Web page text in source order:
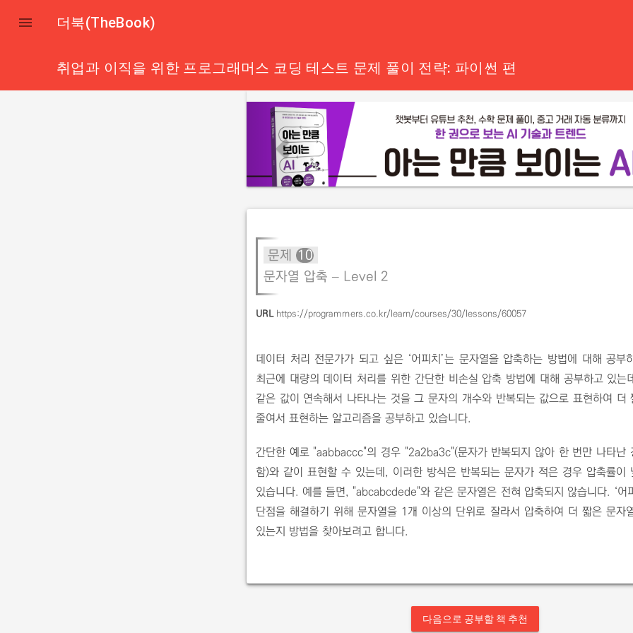
 더북(TheBook)
취업과 이직을 위한 프로그래머스 코딩 테스트 문제 풀이 전략: 파이썬 편
p
r
e
v
i
o
s
문제 10
문자열 압축 – Level 2
URL https://programmers.co.kr/learn/courses/30/lessons/60057
데이터 처리 전문가가 되고 싶은 ‘어피치’는 문자열을 압축하는 방법에 대해 공부
최근에 대량의 데이터 처리를 위한 간단한 비손실 압축 방법에 대해 공부하고 있는
같은 값이 연속해서 나타나는 것을 그 문자의 개수와 반복되는 값으로 표현하여 더
줄여서 표현하는 알고리즘을 공부하고 있습니다.
간단한 예로 "aabbaccc"의 경우 "2a2ba3c"(문자가 반복되지 않아 한 번만 나타난
함)와 같이 표현할 수 있는데, 이러한 방식은 반복되는 문자가 적은 경우 압축률이
있습니다. 예를 들면, "abcabcdede"와 같은 문자열은 전혀 압축되지 않습니다. ‘어
단점을 해결하기 위해 문자열을 1개 이상의 단위로 잘라서 압축하여 더 짧은 문자
있는지 방법을 찾아보려고 합니다.
다음으로 공부할 책 추천